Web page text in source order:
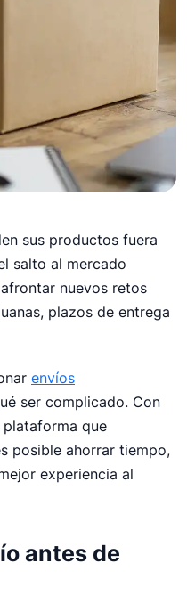
sin
envíos
y mejorar la gestión
sus productos fuera
salto al mercado
nuevos retos
plazos de entrega
envíos
ser complicado. Con
plataforma que
posible ahorrar tiempo,
experiencia al
antes de